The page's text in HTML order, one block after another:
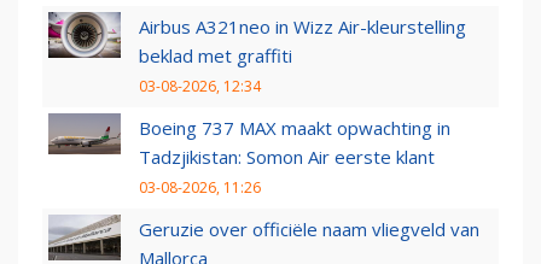
Airbus A321neo in Wizz Air-kleurstelling
beklad met graffiti
03-08-2026, 12:34
Boeing 737 MAX maakt opwachting in
Tadzjikistan: Somon Air eerste klant
03-08-2026, 11:26
Geruzie over officiële naam vliegveld van
Mallorca